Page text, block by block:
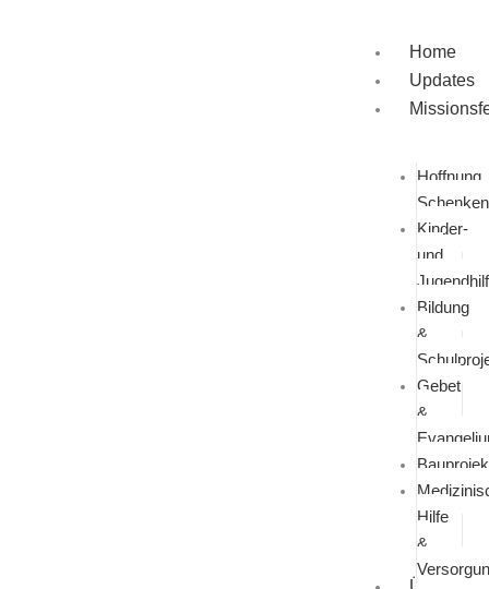
Home
Updates
Hoffnung
Schenken
Kinder-
und
Bildung
&
Gebet
&
Hilfe
&